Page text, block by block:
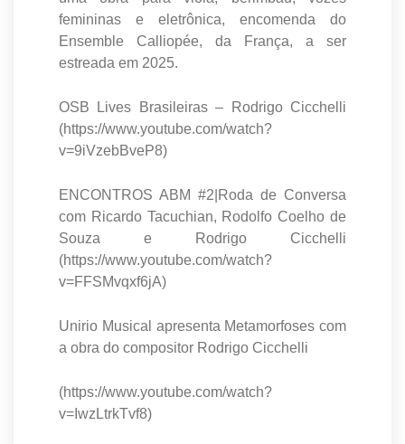
femininas e eletrônica, encomenda do
Ensemble Calliopée, da França, a ser
estreada em 2025.
OSB Lives Brasileiras – Rodrigo Cicchelli
(https://www.youtube.com/watch?
v=9iVzebBveP8)
ENCONTROS ABM #2|Roda de Conversa
com Ricardo Tacuchian, Rodolfo Coelho de
Souza e Rodrigo Cicchelli
(https://www.youtube.com/watch?
v=FFSMvqxf6jA)
Unirio Musical apresenta Metamorfoses com
a obra do compositor Rodrigo Cicchelli
(https://www.youtube.com/watch?
v=IwzLtrkTvf8)